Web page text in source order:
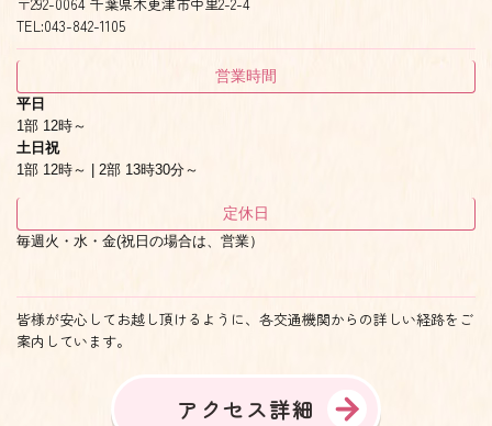
TEL:043-842-1105
営業時間
平日
1部 12時～
土日祝
1部 12時～ | 2部 13時30分～
定休日
毎週火・水・金(祝日の場合は、営業）
皆様が安心してお越し頂けるように、各交通機関からの詳しい経路をご
案内しています。
アクセス詳細